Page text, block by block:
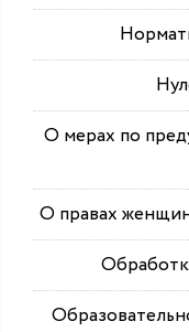
О мерах по
О правах